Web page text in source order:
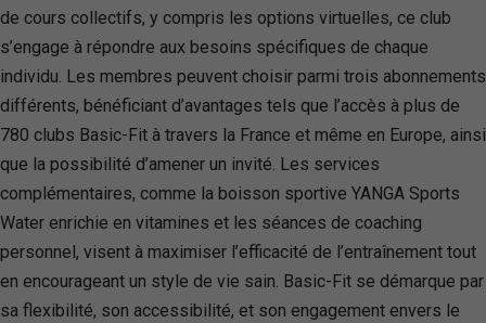
de cours collectifs, y compris les options virtuelles, ce club
s’engage à répondre aux besoins spécifiques de chaque
individu. Les membres peuvent choisir parmi trois abonnements
différents, bénéficiant d’avantages tels que l’accès à plus de
780 clubs Basic-Fit à travers la France et même en Europe, ainsi
que la possibilité d’amener un invité. Les services
complémentaires, comme la boisson sportive YANGA Sports
Water enrichie en vitamines et les séances de coaching
personnel, visent à maximiser l’efficacité de l’entraînement tout
en encourageant un style de vie sain. Basic-Fit se démarque par
sa flexibilité, son accessibilité, et son engagement envers le